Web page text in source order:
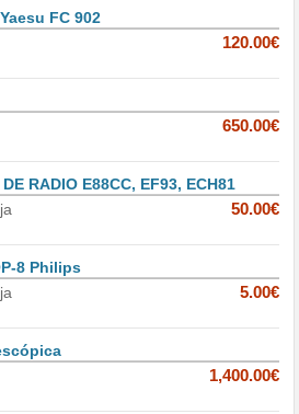
FC 902
120.00€
650.00€
RADIO E88CC, EF93, ECH81
50.00€
8 Philips
5.00€
1,400.00€